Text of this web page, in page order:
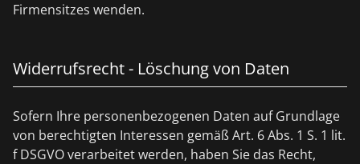
Firmensitzes wenden.
Widerrufsrecht - Löschung von Daten
Sofern Ihre personenbezogenen Daten auf Grundlage
von berechtigten Interessen gemäß Art. 6 Abs. 1 S. 1 lit.
f DSGVO verarbeitet werden, haben Sie das Recht,